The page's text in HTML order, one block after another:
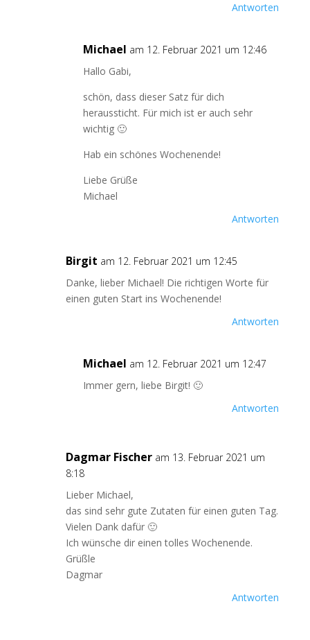
Antworten
Michael am 12. Februar 2021 um 12:46
Hallo Gabi,
schön, dass dieser Satz für dich
heraussticht. Für mich ist er auch sehr
wichtig 🙂
Hab ein schönes Wochenende!
Liebe Grüße
Michael
Antworten
Birgit am 12. Februar 2021 um 12:45
Danke, lieber Michael! Die richtigen Worte für
einen guten Start ins Wochenende!
Antworten
Michael am 12. Februar 2021 um 12:47
Immer gern, liebe Birgit! 🙂
Antworten
Dagmar Fischer am 13. Februar 2021 um
8:18
Lieber Michael,
das sind sehr gute Zutaten für einen guten Tag.
Vielen Dank dafür 🙂
Ich wünsche dir einen tolles Wochenende.
Grüßle
Dagmar
Antworten